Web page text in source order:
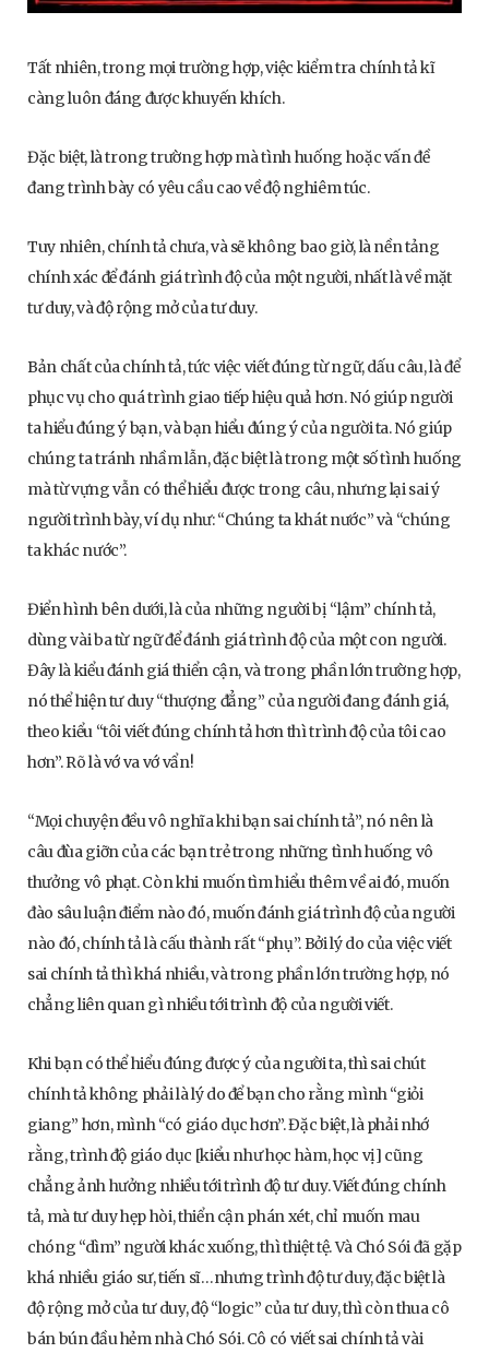
Tất nhiên, trong mọi trường hợp, việc kiểm tra chính tả kĩ
càng luôn đáng được khuyến khích.
Đặc biệt, là trong trường hợp mà tình huống hoặc vấn đề
đang trình bày có yêu cầu cao về độ nghiêm túc.
Tuy nhiên, chính tả chưa, và sẽ không bao giờ, là nền tảng
chính xác để đánh giá trình độ của một người, nhất là về mặt
tư duy, và độ rộng mở của tư duy.
Bản chất của chính tả, tức việc viết đúng từ ngữ, dấu câu, là để
phục vụ cho quá trình giao tiếp hiệu quả hơn. Nó giúp người
ta hiểu đúng ý bạn, và bạn hiểu đúng ý của người ta. Nó giúp
chúng ta tránh nhầm lẫn, đặc biệt là trong một số tình huống
mà từ vựng vẫn có thể hiểu được trong câu, nhưng lại sai ý
người trình bày, ví dụ như: “Chúng ta khát nước” và “chúng
ta khác nước”.
Điển hình bên dưới, là của những người bị “lậm” chính tả,
dùng vài ba từ ngữ để đánh giá trình độ của một con người.
Đây là kiểu đánh giá thiển cận, và trong phần lớn trường hợp,
nó thể hiện tư duy “thượng đẳng” của người đang đánh giá,
theo kiểu “tôi viết đúng chính tả hơn thì trình độ của tôi cao
hơn”. Rõ là vớ va vớ vẩn!
“Mọi chuyện đều vô nghĩa khi bạn sai chính tả”, nó nên là
câu đùa giỡn của các bạn trẻ trong những tình huống vô
thưởng vô phạt. Còn khi muốn tìm hiểu thêm về ai đó, muốn
đào sâu luận điểm nào đó, muốn đánh giá trình độ của người
nào đó, chính tả là cấu thành rất “phụ”. Bởi lý do của việc viết
sai chính tả thì khá nhiều, và trong phần lớn trường hợp, nó
chẳng liên quan gì nhiều tới trình độ của người viết.
Khi bạn có thể hiểu đúng được ý của người ta, thì sai chút
chính tả không phải là lý do để bạn cho rằng mình “giỏi
giang” hơn, mình “có giáo dục hơn”. Đặc biệt, là phải nhớ
rằng, trình độ giáo dục [kiểu như học hàm, học vị] cũng
chẳng ảnh hưởng nhiều tới trình độ tư duy. Viết đúng chính
tả, mà tư duy hẹp hòi, thiển cận phán xét, chỉ muốn mau
chóng “dìm” người khác xuống, thì thiệt tệ. Và Chó Sói đã gặp
khá nhiều giáo sư, tiến sĩ…nhưng trình độ tư duy, đặc biệt là
độ rộng mở của tư duy, độ “logic” của tư duy, thì còn thua cô
bán bún đầu hẻm nhà Chó Sói. Cô có viết sai chính tả vài